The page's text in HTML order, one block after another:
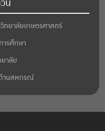
ทยาลัยเกษตรศาสตร์
รศึกษา
าลัย
านสหกรณ์